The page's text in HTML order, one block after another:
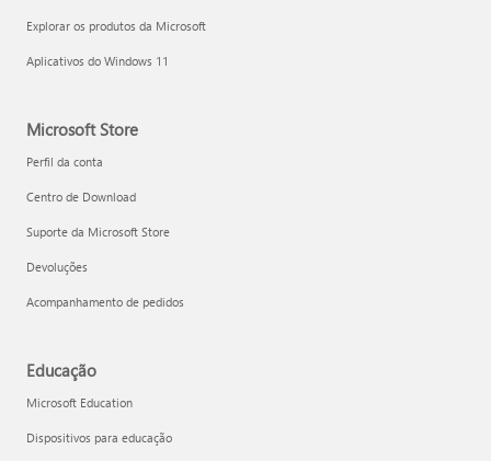
Explorar os produtos da Microsoft
Aplicativos do Windows 11
Microsoft Store
Perfil da conta
Centro de Download
Suporte da Microsoft Store
Devoluções
Acompanhamento de pedidos
Educação
Microsoft Education
Dispositivos para educação